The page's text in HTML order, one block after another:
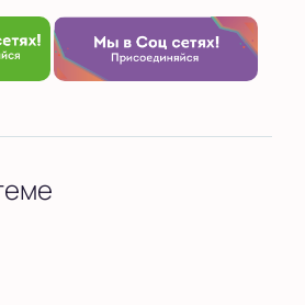
другую страну